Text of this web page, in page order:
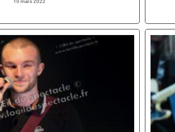
10 mars 2022